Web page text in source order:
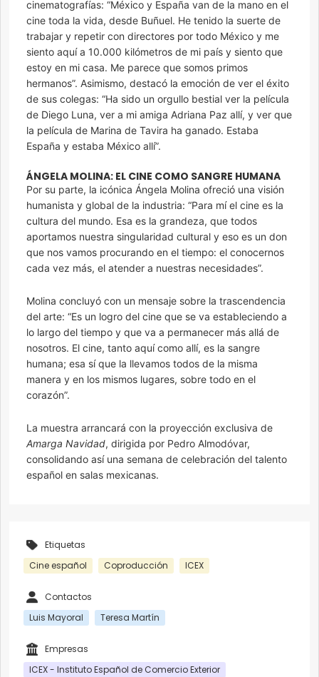
cinematografías: “México y España van de la mano en el
cine toda la vida, desde Buñuel. He tenido la suerte de
trabajar y repetir con directores por todo México y me
siento aquí a 10.000 kilómetros de mi país y siento que
estoy en mi casa. Me parece que somos primos
hermanos”. Asimismo, destacó la emoción de ver el éxito
de sus colegas: “Ha sido un orgullo bestial ver la película
de Diego Luna, ver a mi amiga Adriana Paz allí, y ver que
la película de Marina de Tavira ha ganado. Estaba
España y estaba México allí”.
ÁNGELA MOLINA: EL CINE COMO SANGRE HUMANA
Por su parte, la icónica Ángela Molina ofreció una visión
humanista y global de la industria: “Para mí el cine es la
cultura del mundo. Esa es la grandeza, que todos
aportamos nuestra singularidad cultural y eso es un don
que nos vamos procurando en el tiempo: el conocernos
cada vez más, el atender a nuestras necesidades”.
Molina concluyó con un mensaje sobre la trascendencia
del arte: “Es un logro del cine que se va estableciendo a
lo largo del tiempo y que va a permanecer más allá de
nosotros. El cine, tanto aquí como allí, es la sangre
humana; esa sí que la llevamos todos de la misma
manera y en los mismos lugares, sobre todo en el
corazón”.
La muestra arrancará con la proyección exclusiva de
Amarga Navidad, dirigida por Pedro Almodóvar,
consolidando así una semana de celebración del talento
español en salas mexicanas.
Etiquetas
Cine español
Coproducción ICEX
Contactos
Luis Mayoral
Teresa Martín
Empresas
ICEX - Instituto Español de Comercio Exterior